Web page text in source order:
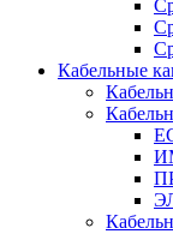
Кабельные